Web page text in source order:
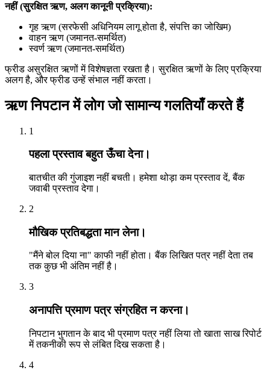
नहीं (सुरक्षित ऋण, अलग कानूनी प्रक्रिया):
गृह ऋण (सरफेसी अधिनियम लागू होता है, संपत्ति का जोखिम)
वाहन ऋण (जमानत-समर्थित)
स्वर्ण ऋण (जमानत-समर्थित)
फ्रीड असुरक्षित ऋणों में विशेषज्ञता रखता है। सुरक्षित ऋणों के लिए प्रक्रिया
अलग है, और फ्रीड उन्हें संभाल नहीं करता।
ऋण निपटान में लोग जो सामान्य गलतियाँ करते हैं
1
पहला प्रस्ताव बहुत ऊँचा देना।
बातचीत की गुंजाइश नहीं बचती। हमेशा थोड़ा कम प्रस्ताव दें, बैंक
जवाबी प्रस्ताव देगा।
2
मौखिक प्रतिबद्धता मान लेना।
"मैंने बोल दिया ना" काफी नहीं होता। बैंक लिखित पत्र नहीं देता तब
तक कुछ भी अंतिम नहीं है।
3
अनापत्ति प्रमाण पत्र संग्रहित न करना।
निपटान भुगतान के बाद भी प्रमाण पत्र नहीं लिया तो खाता साख रिपोर्ट
में तकनीकी रूप से लंबित दिख सकता है।
4